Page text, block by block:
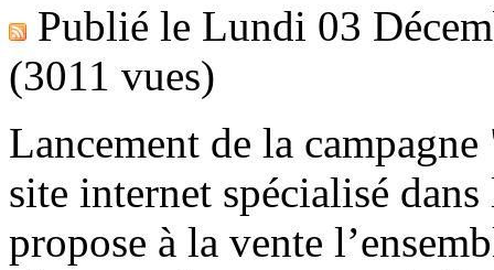
Publié le Lundi 03
(3011 vues)
Lancement de la
site internet spécialisé
propose à la vente